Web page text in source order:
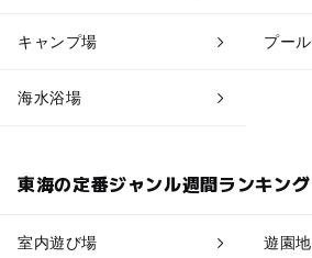
キャンプ場 プール
海水浴場
東海の定番ジャンル週間ランキング
室内遊び場 遊園地